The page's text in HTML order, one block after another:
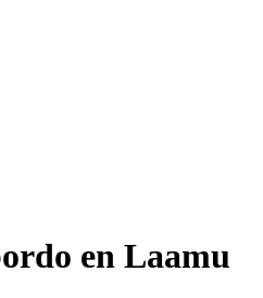
en Laamu